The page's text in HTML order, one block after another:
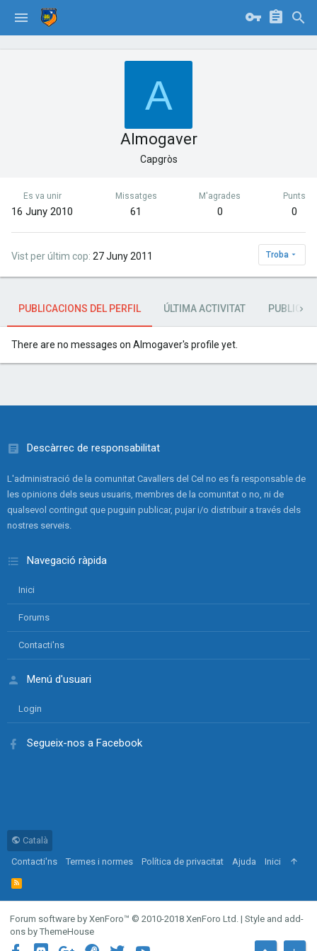
A
Almogaver
Capgròs
Es va unir
16 Juny 2010
Missatges
61
M'agrades
0
Punts
0
Vist per últim cop 27 Juny 2011 Troba
PUBLICACIONS DEL PERFIL ÚLTIMA ACTIVITAT
There are no messages on Almogaver's profile yet.
Descàrrec de responsabilitat
L'administració de la comunitat Cavallers del Cel no es fa responsable de
les opinions dels seus usuaris, membres de la comunitat o no, ni de
qualsevol contingut que puguin publicar, pujar i/o distribuir a través dels
nostres serveis.
Navegació ràpida
Inici
Forums
Contacti'ns
Menú d'usuari
Login
Segueix-nos a Facebook
Català
Contacti'ns
Termes i normes Política de privacitat Ajuda Inici
R
S
S
Forum software by XenForo™ © 2010-2018 XenForo Ltd. | Style and add-
ons by ThemeHouse